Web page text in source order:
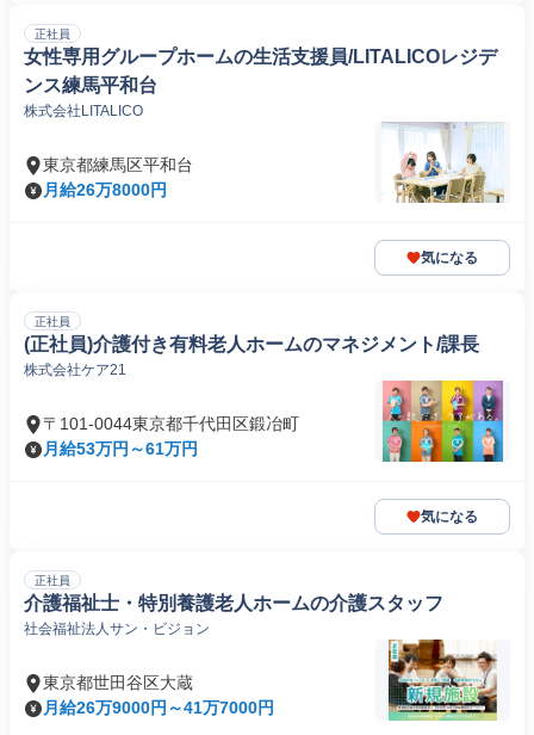
正社員
女性専用グループホームの生活支援員/LITALICOレジデ
ンス練馬平和台
株式会社LITALICO
東京都練馬区平和台
月給26万8000円
気になる
正社員
(正社員)介護付き有料老人ホームのマネジメント/課長
株式会社ケア21
〒101-0044東京都千代田区鍛冶町
月給53万円～61万円
気になる
正社員
介護福祉士・特別養護老人ホームの介護スタッフ
社会福祉法人サン・ビジョン
東京都世田谷区大蔵
月給26万9000円～41万7000円